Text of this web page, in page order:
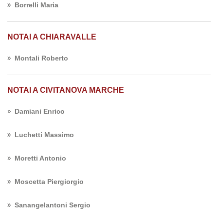
Borrelli Maria
NOTAI A CHIARAVALLE
Montali Roberto
NOTAI A CIVITANOVA MARCHE
Damiani Enrico
Luchetti Massimo
Moretti Antonio
Moscetta Piergiorgio
Sanangelantoni Sergio